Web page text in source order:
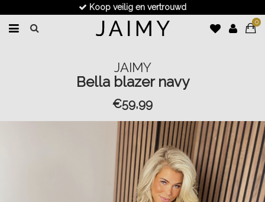
Koop veilig en vertrouwd
0
JAIMY
Bella blazer navy
€59,99